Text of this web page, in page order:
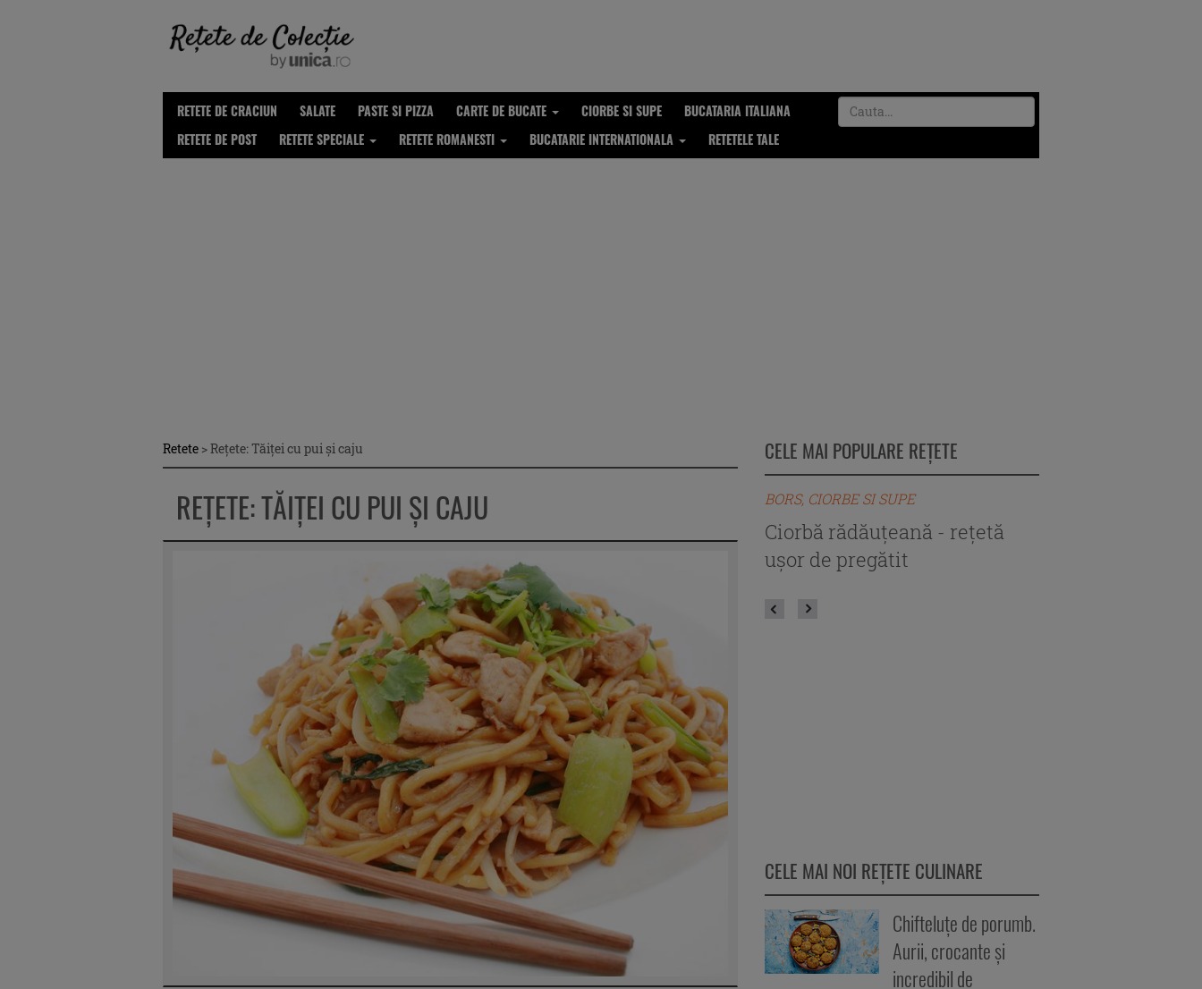
RETETE DE CRACIUN SALATE PASTE SI PIZZA CARTE DE BUCATE CIORBE SI SUPE
BUCATARIA ITALIANA
RETETE DE POST
RETETE SPECIALE RETETE ROMANESTI BUCATARIE INTERNATIONALA RETETELE TALE
Retete >Reţete: Tăiţei cu pui şi caju
REŢETE: TĂIŢEI CU PUI ŞI CAJU
CELE MAI POPULARE REȚETE
BORS, CIORBE SI SUPE
Ciorbă rădăuțeană - rețetă
ușor de pregătit
CELE MAI NOI REȚETE CULINARE
Chifteluțe de porumb.
Aurii, crocante și
incredibil de